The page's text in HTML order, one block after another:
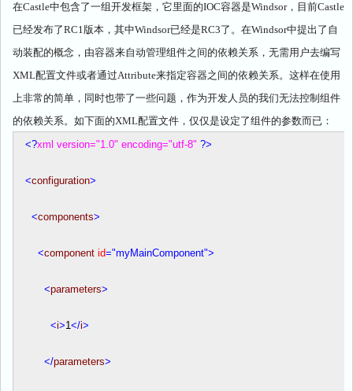
在Castle中包含了一组开发框架，它里面的IOC容器是Windsor，目前Castle
已经发布了RC1 版本，其中Windsor已经是RC3了。在Windsor中提出了自
动装配的概念，由容器来自动管理组件之间的依赖关系，无需用户去编写
XML配置文件或者通过Attribute来指定容器之间的依赖关系。这样在使用
上非常的简单，同时也带了一些问题，作为开发人员的我们无法控制组件
的依赖关系。如下面的XML配置文件，仅仅是设定了组件的参数而已：
<?xml version="1.0" encoding="utf-8" ?>
<configuration>
<components>
<component id="myMainComponent">
<parameters>
<i>1</i>
</parameters>